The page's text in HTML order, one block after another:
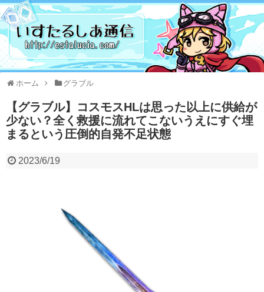
ホーム グラブル
【グラブル】コスモスHLは思った以上に供給が
少ない？全く救援に流れてこないうえにすぐ埋
まるという圧倒的自発不足状態
2023/6/19